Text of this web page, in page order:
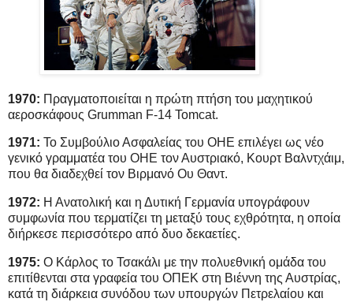
1970: Πραγματοποιείται η πρώτη πτήση του μαχητικού
αεροσκάφους Grumman F-14 Tomcat.
1971: Το Συμβούλιο Ασφαλείας του ΟΗΕ επιλέγει ως νέο
γενικό γραμματέα του ΟΗΕ τον Αυστριακό, Κουρτ Βαλντχάιμ,
που θα διαδεχθεί τον Βιρμανό Ου Θαντ.
1972: Η Ανατολική και η Δυτική Γερμανία υπογράφουν
συμφωνία που τερματίζει τη μεταξύ τους εχθρότητα, η οποία
διήρκεσε περισσότερο από δυο δεκαετίες.
1975: Ο Κάρλος το Τσακάλι με την πολυεθνική ομάδα του
επιτίθενται στα γραφεία του ΟΠΕΚ στη Βιέννη της Αυστρίας,
κατά τη διάρκεια συνόδου των υπουργών Πετρελαίου και